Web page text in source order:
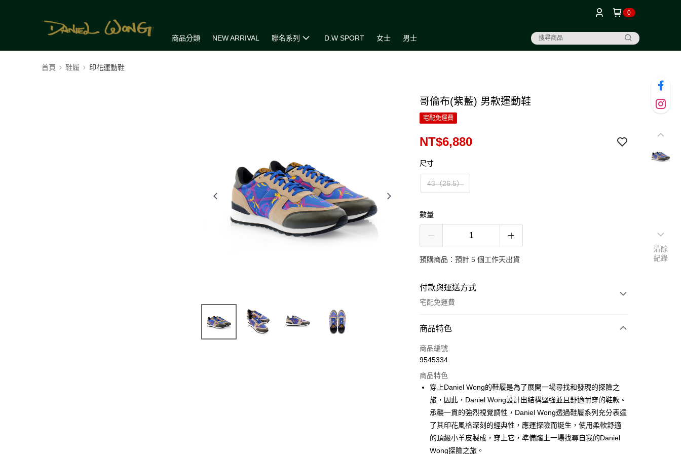
0
商品分類 NEW ARRIVAL 聯名系列 D.W SPORT 女士 男士
首頁 鞋履 印花運動鞋
哥倫布(紫藍) 男款運動鞋
宅配免運費
NT$6,880
尺寸
43（26.5）
數量
預購商品：預計 5 個工作天出貨
付款與運送方式
宅配免運費
付款方式
信用卡一次付款
Apple Pay
ATM付款
運送方式
商品特色
商品編號
9545334
商品特色
穿上Daniel Wong的鞋履是為了展開一場尋找和發現的探險之
旅，因此，Daniel Wong設計出結構堅強並且舒適耐穿的鞋款。
承襲一貫的強烈視覺調性，Daniel Wong透過鞋履系列充分表達
了其印花風格深刻的經典性，應運探險而誕生，使用柔軟舒適
的頂級小羊皮製成，穿上它，準備踏上一場找尋自我的Daniel
Wong探險之旅。
清除
紀錄